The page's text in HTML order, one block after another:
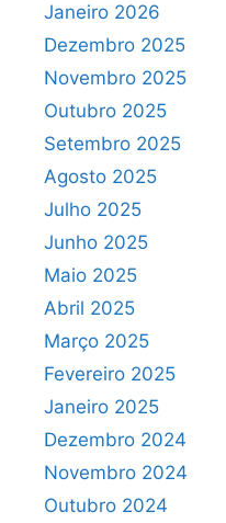
Janeiro 2026
Dezembro 2025
Novembro 2025
Outubro 2025
Setembro 2025
Agosto 2025
Julho 2025
Junho 2025
Maio 2025
Abril 2025
Março 2025
Fevereiro 2025
Janeiro 2025
Dezembro 2024
Novembro 2024
Outubro 2024